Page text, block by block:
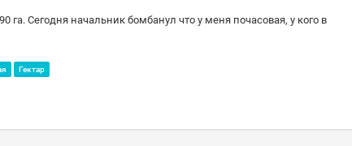
га. Сегодня начальник бомбанул что у меня почасовая, у кого в
Гектар